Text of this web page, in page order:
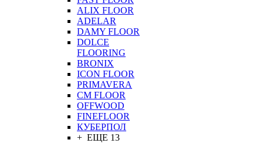
ALIX FLOOR
ADELAR
DAMY FLOOR
DOLCE
FLOORING
BRONIX
ICON FLOOR
PRIMAVERA
CM FLOOR
OFFWOOD
FINEFLOOR
КУБЕРПОЛ
+ ЕЩЕ 13